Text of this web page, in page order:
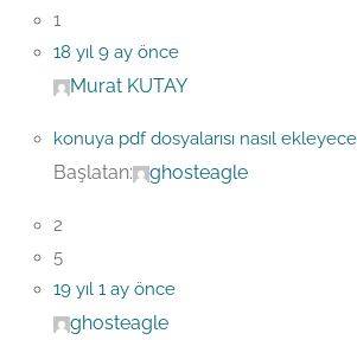
1
18 yıl 9 ay önce
Murat KUTAY
konuya pdf dosyalarısı nasıl
Başlatan: ghosteagle
2
5
19 yıl 1 ay önce
ghosteagle